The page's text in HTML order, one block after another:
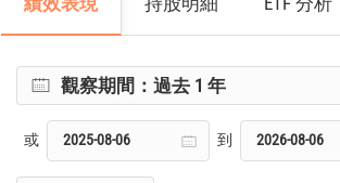
觀察期間：過去 1 年
或 到